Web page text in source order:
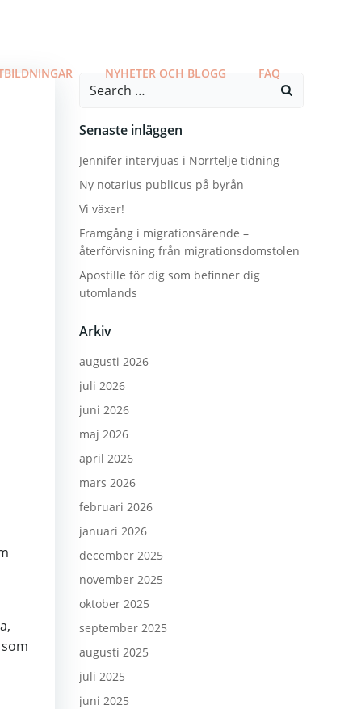
NYHETER OCH BLOGG FAQ
Search
Senaste inläggen
Jennifer intervjuas i Norrtelje tidning
Ny notarius publicus på byrån
Vi växer!
Framgång i migrationsärende –
återförvisning från migrationsdomstolen
Apostille för dig som befinner dig
utomlands
Arkiv
augusti 2026
juli 2026
juni 2026
maj 2026
april 2026
mars 2026
februari 2026
januari 2026
december 2025
november 2025
oktober 2025
september 2025
augusti 2025
juli 2025
juni 2025